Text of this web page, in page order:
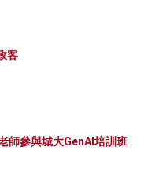
客
師參與城大GenAI培訓班